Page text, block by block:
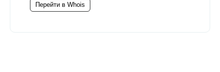
Перейти в Whois